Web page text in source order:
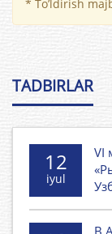
* To’ldirish
TADBIRLAR
12
iyul
VI
В